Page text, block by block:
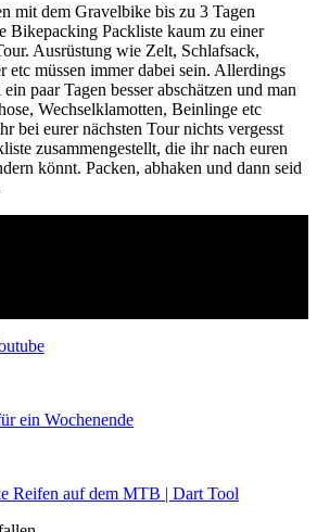
mit dem Gravelbike bis zu 3 Tagen
Bikepacking Packliste kaum zu einer
Ausrüstung wie Zelt, Schlafsack,
etc müssen immer dabei sein. Allerdings
paar Tagen besser abschätzen und man
Wechselklamotten, Beinlinge etc
bei eurer nächsten Tour nichts vergesst
zusammengestellt, die ihr nach euren
könnt. Packen, abhaken und dann seid
ein Wochenende
Reifen auf dem MTB | Dart Tool